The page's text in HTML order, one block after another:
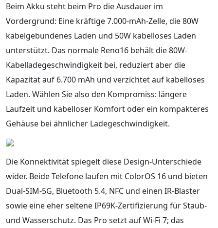
Beim Akku steht beim Pro die Ausdauer im
Vordergrund: Eine kräftige 7.000-mAh-Zelle, die 80W
kabelgebundenes Laden und 50W kabelloses Laden
unterstützt. Das normale Reno16 behält die 80W-
Kabelladegeschwindigkeit bei, reduziert aber die
Kapazität auf 6.700 mAh und verzichtet auf kabelloses
Laden. Wählen Sie also den Kompromiss: längere
Laufzeit und kabelloser Komfort oder ein kompakteres
Gehäuse bei ähnlicher Ladegeschwindigkeit.
Die Konnektivität spiegelt diese Design-Unterschiede
wider. Beide Telefone laufen mit ColorOS 16 und bieten
Dual-SIM-5G, Bluetooth 5.4, NFC und einen IR-Blaster
sowie eine eher seltene IP69K-Zertifizierung für Staub-
und Wasserschutz. Das Pro setzt auf Wi‑Fi 7; das